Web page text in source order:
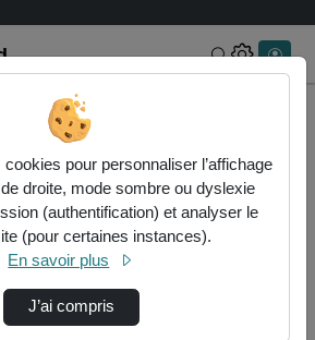
Rechercher
- Antoine Grand…
pour personnaliser l’affichage
droite, mode sombre ou dyslexie
(authentification) et analyser le
(pour certaines instances).
En savoir plus
J’ai compris